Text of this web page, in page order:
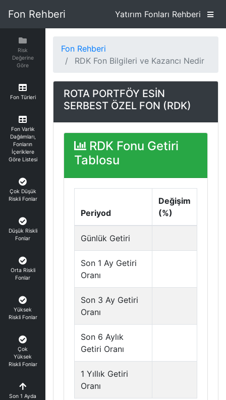
Fon Rehberi Yatırım Fonları Rehberi
Risk
Değerine
Göre
Fon Türleri
Fon Varlık
Dağılımları,
Fonların
İçeriklere
Göre Listesi
Çok Düşük
Riskli Fonlar
Düşük Riskli
Fonlar
Orta Riskli
Fonlar
Yüksek
Riskli Fonlar
Çok
Yüksek
Riskli Fonlar
Son 1 Ayda
Fon Rehberi
RDK Fon Bilgileri ve Kazancı Nedir
ROTA PORTFÖY ESİN
SERBEST ÖZEL FON (RDK)
RDK Fonu Getiri
Tablosu
Periyod
Değişim
(%)
Günlük Getiri
Son 1 Ay Getiri
Oranı
Son 3 Ay Getiri
Oranı
Son 6 Aylık
Getiri Oranı
1 Yıllık Getiri
Oranı